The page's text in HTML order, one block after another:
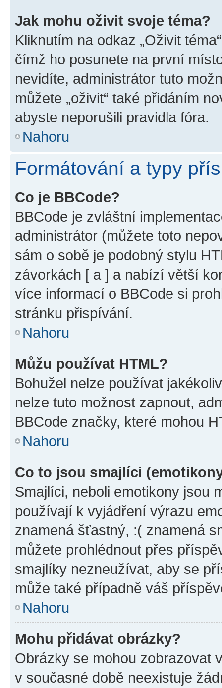
Jak mohu oživit svoje téma?
Kliknutím na odkaz „Oživit
čímž ho posunete na první
nevidíte, administrátor tuto
můžete „oživit“ také přidáním
abyste neporušili pravidla fóra.
Nahoru
Formátování a typy
Co je BBCode?
BBCode je zvláštní
administrátor (můžete toto
sám o sobě je podobný stylu
závorkách [ a ] a nabízí větší
více informací o BBCode si
stránku přispívání.
Nahoru
Můžu používat HTML?
Bohužel nelze používat
nelze tuto možnost zapnout,
BBCode značky, které mohou
Nahoru
Co to jsou smajlíci
Smajlíci, neboli emotikony jsou
používají k vyjádření výrazu
znamená šťastný, :( znamená
můžete prohlédnout přes
smajlíky nezneužívat, aby se
může také případně váš
Nahoru
Mohu přidávat obrázky?
Obrázky se mohou zobrazovat
v současné době neexistuje